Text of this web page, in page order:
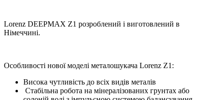
Lorenz DEEPMAX Z1 розроблений і виготовлений в
Німеччині.
Особливості нової моделі металошукача Lorenz Z1:
Висока чутливість до всіх видів металів
Стабільна робота на мінералізованих грунтах або